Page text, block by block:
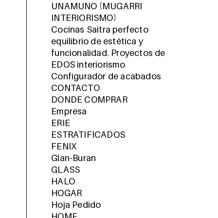
UNAMUNO (MUGARRI
INTERIORISMO)
Cocinas Saitra perfecto
equilibrio de estética y
funcionalidad. Proyectos de
EDOS interiorismo
Configurador de acabados
CONTACTO
DONDE COMPRAR
Empresa
ERIE
ESTRATIFICADOS
FENIX
Glan-Buran
GLASS
HALO
HOGAR
Hoja Pedido